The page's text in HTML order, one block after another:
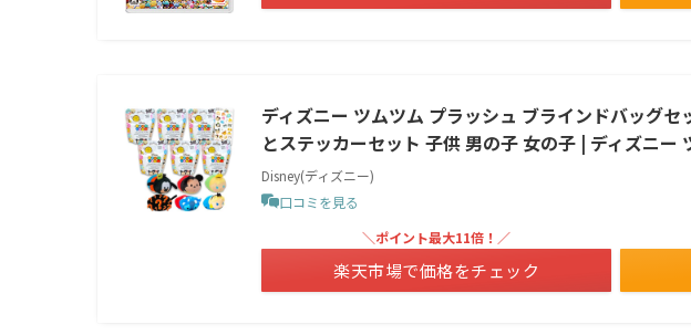
ディズニー ツムツム プラッシュ ブラインドバッグ
とステッカーセット 子供 男の子 女の子 | ディズニー
Disney(ディズニー)
口コミを見る
＼ポイント最大11倍！／
楽天市場で価格をチェック